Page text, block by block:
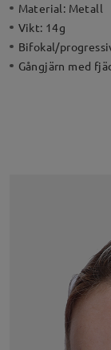
Material: Metall
Vikt: 14g
Bifokal/
Gångjärn med